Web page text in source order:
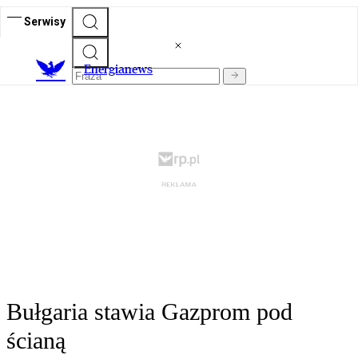
Serwisy
Energianews
Bułgaria stawia Gazprom pod
ścianą